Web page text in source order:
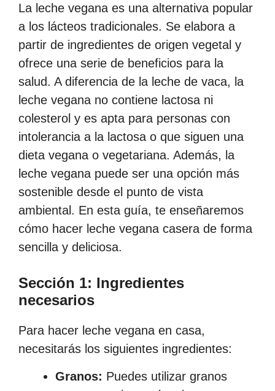
La leche vegana es una alternativa popular
a los lácteos tradicionales. Se elabora a
partir de ingredientes de origen vegetal y
ofrece una serie de beneficios para la
salud. A diferencia de la leche de vaca, la
leche vegana no contiene lactosa ni
colesterol y es apta para personas con
intolerancia a la lactosa o que siguen una
dieta vegana o vegetariana. Además, la
leche vegana puede ser una opción más
sostenible desde el punto de vista
ambiental. En esta guía, te enseñaremos
cómo hacer leche vegana casera de forma
sencilla y deliciosa.
Sección 1: Ingredientes
necesarios
Para hacer leche vegana en casa,
necesitarás los siguientes ingredientes:
Granos: Puedes utilizar granos